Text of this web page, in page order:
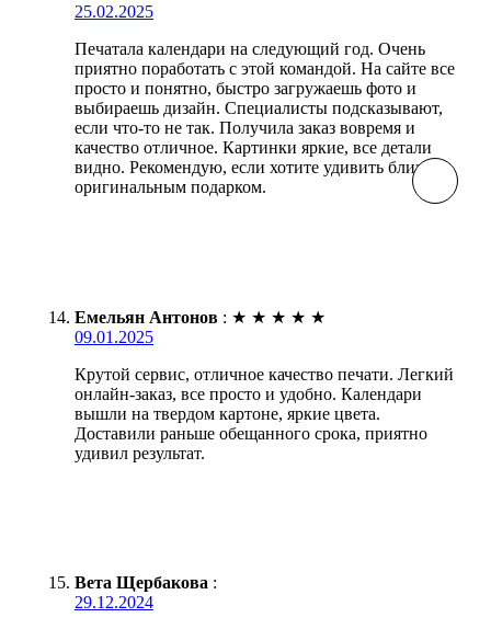
25.02.2025
Печатала календари на следующий год. Очень
приятно поработать с этой командой. На сайте все
просто и понятно, быстро загружаешь фото и
выбираешь дизайн. Специалисты подсказывают,
если что-то не так. Получила заказ вовремя и
качество отличное. Картинки яркие, все детали
видно. Рекомендую, если хотите удивить близких
оригинальным подарком.
Емельян Антонов : ★ ★ ★ ★ ★
09.01.2025
Крутой сервис, отличное качество печати. Легкий
онлайн-заказ, все просто и удобно. Календари
вышли на твердом картоне, яркие цвета.
Доставили раньше обещанного срока, приятно
удивил результат.
Вета Щербакова :
29.12.2024